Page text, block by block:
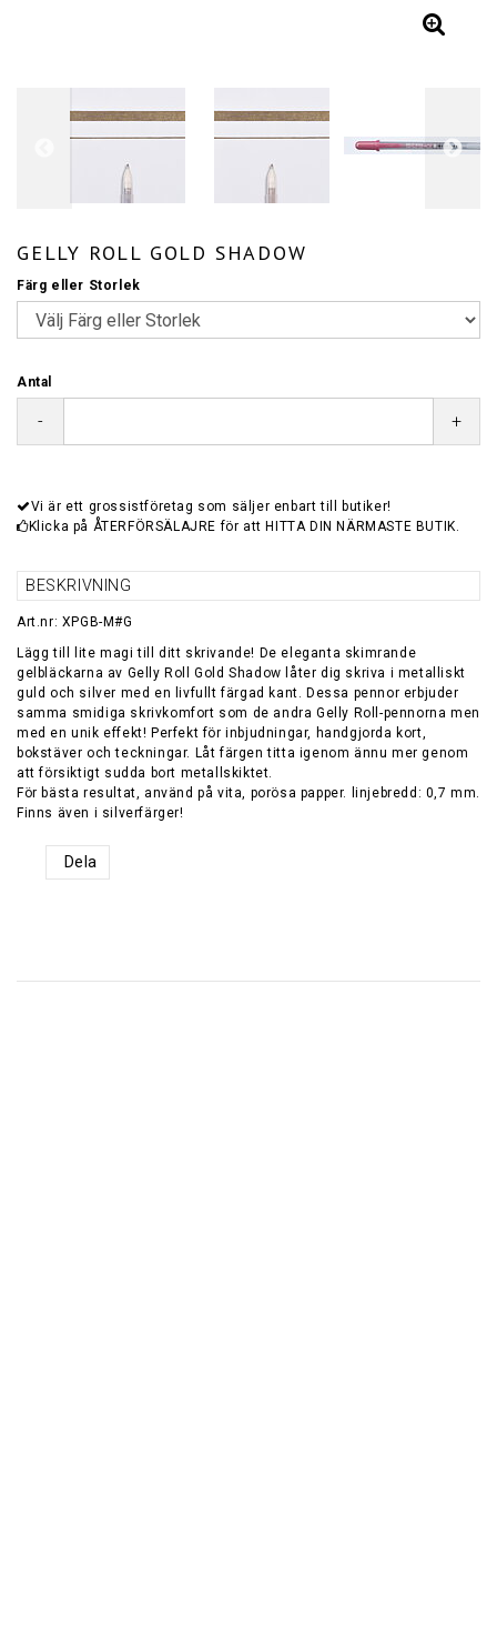
GELLY ROLL GOLD SHADOW
Färg eller Storlek
Antal
- +
Vi är ett grossistföretag som säljer enbart till butiker!
Klicka på ÅTERFÖRSÄLAJRE för att HITTA DIN NÄRMASTE BUTIK.
BESKRIVNING
Art.nr: XPGB-M#G
Lägg till lite magi till ditt skrivande! De eleganta skimrande
gelbläckarna av Gelly Roll Gold Shadow låter dig skriva i metalliskt
guld och silver med en livfullt färgad kant. Dessa pennor erbjuder
samma smidiga skrivkomfort som de andra Gelly Roll-pennorna men
med en unik effekt! Perfekt för inbjudningar, handgjorda kort,
bokstäver och teckningar. Låt färgen titta igenom ännu mer genom
att försiktigt sudda bort metallskiktet.
För bästa resultat, använd på vita, porösa papper. linjebredd: 0,7 mm.
Finns även i silverfärger!
Dela